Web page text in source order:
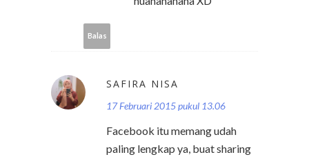
Balas
SAFIRA NISA
17 Februari 2015 pukul 13.06
Facebook itu memang udah
paling lengkap ya, buat sharing